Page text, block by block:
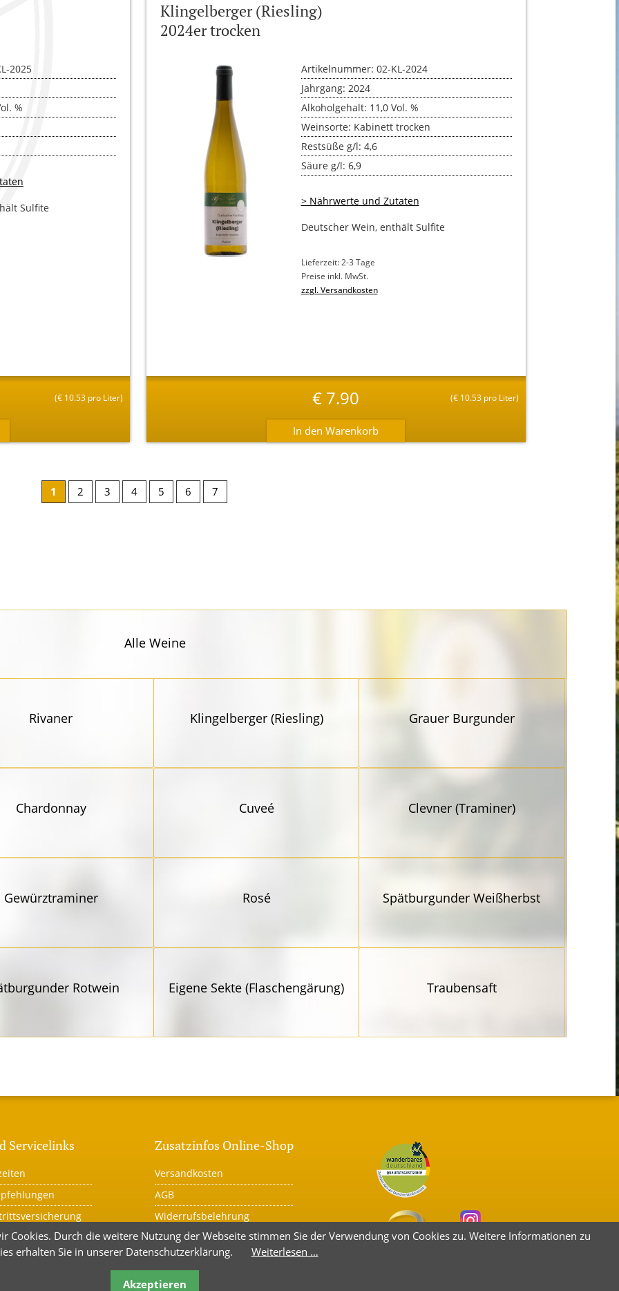
NOIR
ROTWEIN
(FLASCHEN­GÄRUNG)
2025
%
Sulfite
(€ 10.53 pro Liter)
Klingelberger (Riesling)
2024er trocken
Artikelnummer: 02-KL-2024
Jahrgang: 2024
Alkoholgehalt: 11,0 Vol. %
Weinsorte: Kabinett trocken
Restsüße g/l: 4,6
Säure g/l: 6,9
> Nährwerte und Zutaten
Deutscher Wein, enthält Sulfite
Lieferzeit: 2-3 Tage
Preise inkl. MwSt.
zzgl. Versandkosten
€ 7.90 (€10.53 pro Liter)
1 2 3 4 5 6 7
Alle Weine
Rivaner Klingel­berger (Riesling) Grauer Burgunder
Chardonnay Cuveé Clevner (Traminer)
Gewürz­traminer Rosé Spätbur­gunder Weißherbst
Rotwein Eigene Sekte (Flaschen­gärung) Traubensaft
Servicelinks Zusatzinfos Online-Shop
Versandkosten
AGB
Widerrufsbelehrung
Warenkorb
Kauf widerrufen
Cookies. Durch die weitere Nutzung der Webseite stimmen Sie der Verwendung von Cookies zu. Weitere Informationen zu
erhalten Sie in unserer Datenschutzerklärung.
Weiterlesen …
Akzeptieren